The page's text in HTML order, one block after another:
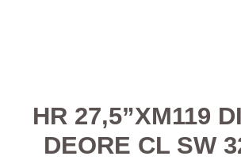
HR 27,5”XM119
DEORE CL SW